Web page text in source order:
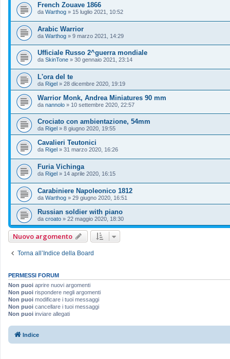
French Zouave 1866
da Warthog » 15 luglio 2021, 10:52
Arabic Warrior
da Warthog » 9 marzo 2021, 14:29
Ufficiale Russo 2^guerra mondiale
da SkinTone » 30 gennaio 2021, 23:14
L'ora del te
da Rigel » 28 dicembre 2020, 19:19
Warrior Monk, Andrea Miniatures 90 mm
da nannolo » 10 settembre 2020, 22:57
Crociato con ambientazione, 54mm
da Rigel » 8 giugno 2020, 19:55
Cavalieri Teutonici
da Rigel » 31 marzo 2020, 16:26
Furia Vichinga
da Rigel » 14 aprile 2020, 16:15
Carabiniere Napoleonico 1812
da Warthog » 29 giugno 2020, 16:51
Russian soldier with piano
da croato » 22 maggio 2020, 18:30
Nuovo argomento
Torna all’Indice della Board
PERMESSI FORUM
Non puoi aprire nuovi argomenti
Non puoi rispondere negli argomenti
Non puoi modificare i tuoi messaggi
Non puoi cancellare i tuoi messaggi
Non puoi inviare allegati
Indice